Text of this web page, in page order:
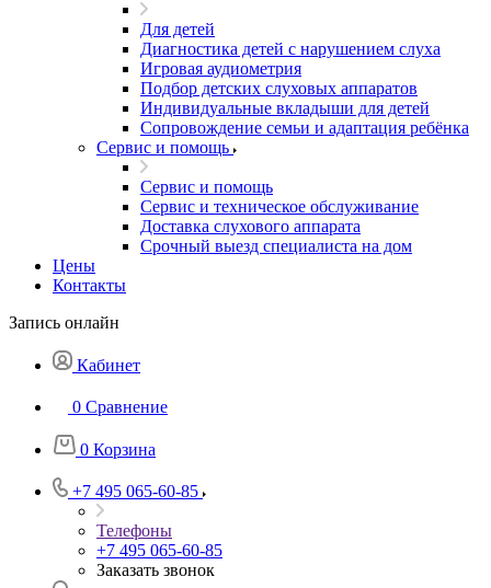
Для детей
Диагностика детей с нарушением слуха
Игровая аудиометрия
Подбор детских слуховых аппаратов
Индивидуальные вкладыши для детей
Сопровождение семьи и адаптация ребёнка
Сервис и помощь
Сервис и помощь
Сервис и техническое обслуживание
Доставка слухового аппарата
Срочный выезд специалиста на дом
Цены
Контакты
Запись онлайн
Кабинет
0 Сравнение
0 Корзина
+7 495 065-60-85
Телефоны
+7 495 065-60-85
Заказать звонок